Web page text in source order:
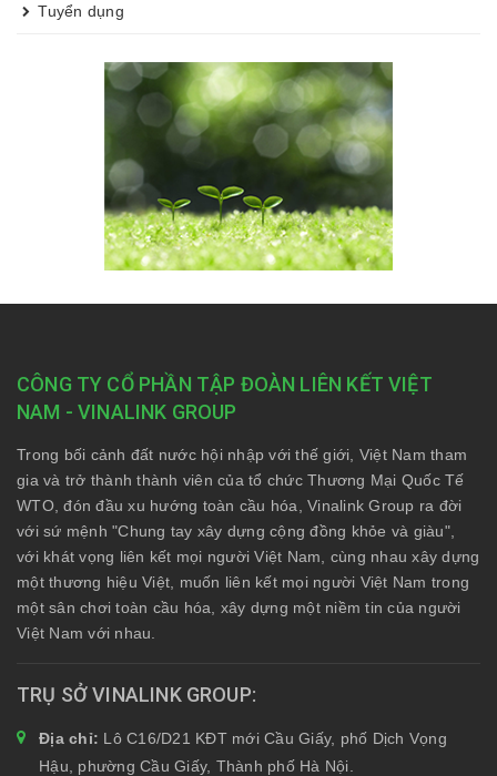
Tuyển dụng
CÔNG TY CỔ PHẦN TẬP ĐOÀN LIÊN KẾT VIỆT
NAM - VINALINK GROUP
Trong bối cảnh đất nước hội nhập với thế giới, Việt Nam tham
gia và trở thành thành viên của tổ chức Thương Mại Quốc Tế
WTO, đón đầu xu hướng toàn cầu hóa, Vinalink Group ra đời
với sứ mệnh "Chung tay xây dựng cộng đồng khỏe và giàu",
với khát vọng liên kết mọi người Việt Nam, cùng nhau xây dựng
một thương hiệu Việt, muốn liên kết mọi người Việt Nam trong
một sân chơi toàn cầu hóa, xây dựng một niềm tin của người
Việt Nam với nhau.
TRỤ SỞ VINALINK GROUP
Địa chỉ: Lô C16/D21 KĐT mới Cầu Giấy, phố Dịch Vọng
Hậu, phường Cầu Giấy, Thành phố Hà Nội.